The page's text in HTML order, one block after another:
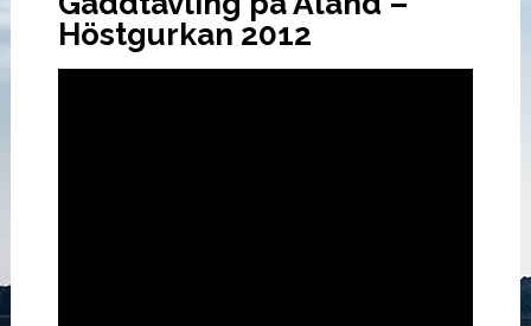
Höstgurkan 2012